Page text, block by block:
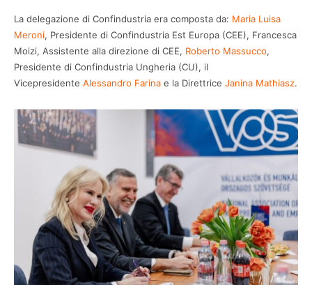
La delegazione di Confindustria era composta da: Maria Luisa
Meroni, Presidente di Confindustria Est Europa (CEE), Francesca
Moizi, Assistente alla direzione di CEE, Roberto Massucco,
Presidente di Confindustria Ungheria (CU), il
Vicepresidente Alessandro Farina e la Direttrice Janina Mathiasz.